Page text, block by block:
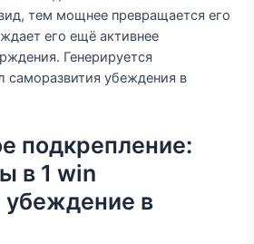
тем мощнее превращается его
его ещё активнее
Генерируется
саморазвития убеждения в
подкрепление:
в 1 win
убеждение в